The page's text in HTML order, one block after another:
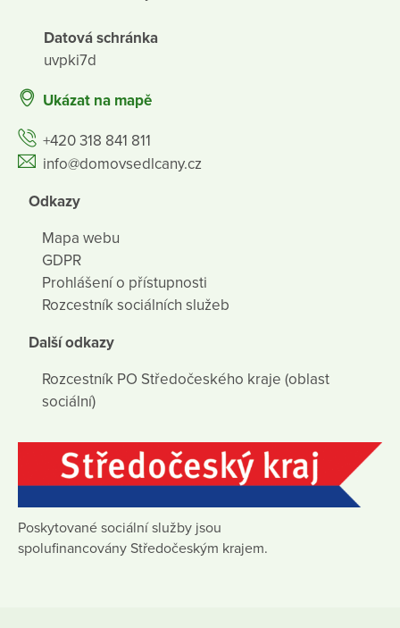
Datová schránka
uvpki7d
Ukázat na mapě
+420 318 841 811
info@domovsedlcany.cz
Odkazy
Mapa webu
GDPR
Prohlášení o přístupnosti
Rozcestník sociálních služeb
Další odkazy
Rozcestník PO Středočeského kraje (oblast
sociální)
Poskytované sociální služby jsou
spolufinancovány Středočeským krajem.